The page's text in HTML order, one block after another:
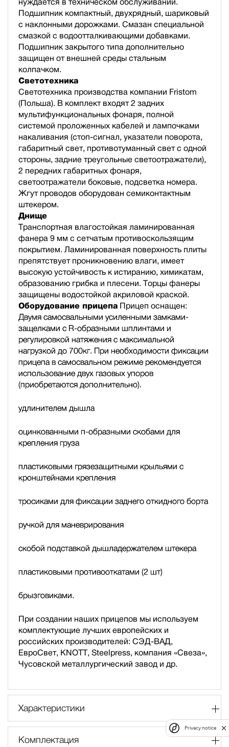
нуждается в техническом обслуживании.
Подшипник компактный, двухрядный, шариковый
с наклонными дорожками. Смазан специальной
смазкой с водоотталкивающими добавками.
Подшипник закрытого типа дополнительно
защищен от внешней среды стальным
колпачком.
Светотехника
Светотехника производства компании Fristom
(Польша). В комплект входят 2 задних
мультифункциональных фонаря, полной
cистемой проложенных кабелей и лампочками
накаливания (стоп-сигнал, указатели поворота,
габаритный свет, противотуманный свет с одной
стороны, задние треугольные светоотражатели),
2 передних габаритных фонаря,
светоотражатели боковые, подсветка номера.
Жгут проводов оборудован семиконтактным
штекером.
Днище
Транспортная влагостойкая ламинированная
фанера 9 мм с сетчатым противоскользящим
покрытием. Ламинированная поверхность плиты
препятствует проникновению влаги, имеет
высокую устойчивость к истиранию, химикатам,
образованию грибка и плесени. Торцы фанеры
защищены водостойкой акриловой краской.
Оборудование прицепа Прицеп оснащен:
Двумя самосвальными усиленными замками-
защелками с R-образными шплинтами и
регулировкой натяжения с максимальной
нагрузкой до 700кг. При необходимости фиксации
прицепа в самосвальном режиме рекомендуется
использование двух газовых упоров
(приобретаются дополнительно).
удлинителем дышла
оцинкованными п-образными скобами для
крепления груза
пластиковыми грязезащитными крыльями с
кронштейнами крепления
тросиками для фиксации заднего откидного борта
ручкой для маневрирования
скобой подставкой дышладержателем штекера
пластиковыми противооткатами (2 шт)
брызговиками.
При создании наших прицепов мы используем
комплектующие лучших европейских и
российских производителей: СЭД-ВАД,
ЕвроСвет, KNOTT, Steelpress, компания «Свеза»,
Чусовской металлургический завод и др.
Характеристики
Комплектация
Privacy notice